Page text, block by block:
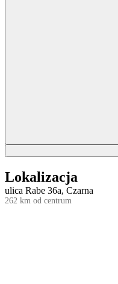
Lokalizacja
ulica Rabe 36a, Czarna
262 km od centrum